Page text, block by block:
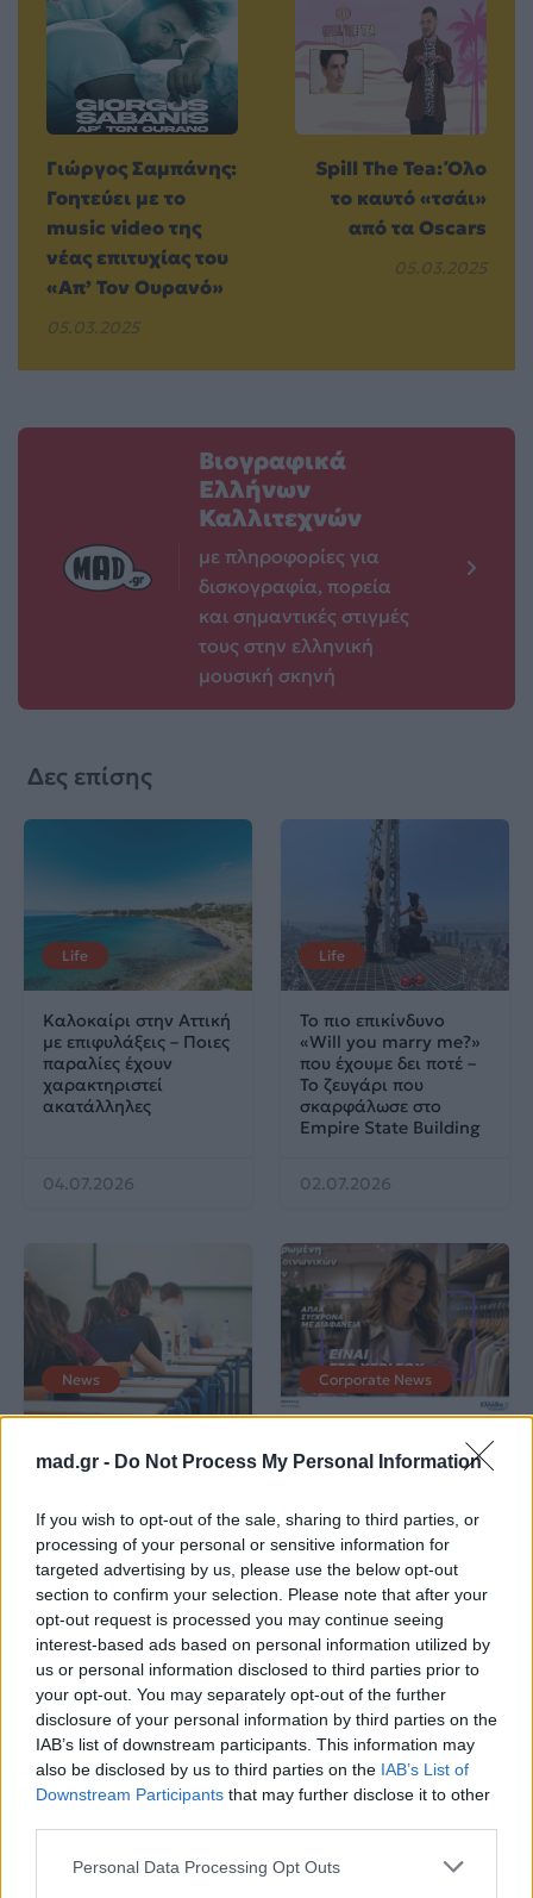
mad.gr - Do Not Process My Personal Information
If you wish to opt-out of the sale, sharing to third parties, or
processing of your personal or sensitive information for
targeted advertising by us, please use the below opt-out
section to confirm your selection. Please note that after your
opt-out request is processed you may continue seeing
interest-based ads based on personal information utilized by
us or personal information disclosed to third parties prior to
your opt-out. You may separately opt-out of the further
disclosure of your personal information by third parties on the
IAB’s list of downstream participants. This information may
also be disclosed by us to third parties on the IAB’s List of
Downstream Participants that may further disclose it to other
Personal Data Processing Opt Outs
Γιώργος Σαμπάνης:
Γοητεύει με το
music video της
νέας επιτυχίας του
«Απ’ Τον Ουρανό»
05.03.2025
Spill The Tea: Όλο
το καυτό «τσάι»
από τα Oscars
05.03.2025
Βιογραφικά
Ελλήνων
Καλλιτεχνών
με πληροφορίες για
δισκογραφία, πορεία
και σημαντικές στιγμές
τους στην ελληνική
μουσική σκηνή
Δες επίσης
Life
Καλοκαίρι στην Αττική
με επιφυλάξεις – Ποιες
παραλίες έχουν
χαρακτηριστεί
ακατάλληλες
04.07.2026
Life
Το πιο επικίνδυνο
«Will you marry me?»
που έχουμε δει ποτέ –
Το ζευγάρι που
σκαρφάλωσε στο
Empire State Building
02.07.2026
News
Στην κορυφή των
Παπακώστα με 19.780
μόρια
26.06.2026
Corporate News
Μία κάρτα για όλες τις
προνοιακές παροχές!
26.06.2026
Life
Πού να μην
Life
AKTOR: Δίπλα στους